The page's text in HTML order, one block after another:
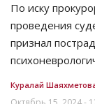
По иску
проведения
признал
Куралай